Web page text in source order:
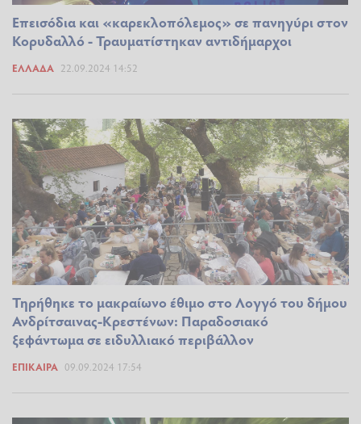
Επεισόδια και «καρεκλοπόλεμος» σε πανηγύρι στον
Κορυδαλλό - Τραυματίστηκαν αντιδήμαρχοι
ΕΛΛΆΔΑ 22.09.2024 14:52
Τηρήθηκε το μακραίωνο έθιμο στο Λογγό του δήμου
Ανδρίτσαινας-Κρεστένων: Παραδοσιακό
ξεφάντωμα σε ειδυλλιακό περιβάλλον
ΕΠΊΚΑΙΡΑ 09.09.2024 17:54